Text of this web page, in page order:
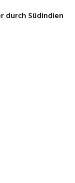
durch Südindien